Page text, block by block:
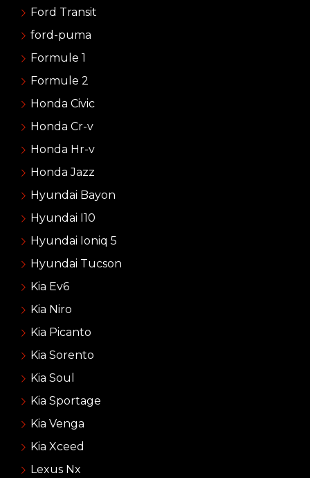
Ford Transit
ford-puma
Formule 1
Formule 2
Honda Civic
Honda Cr-v
Honda Hr-v
Honda Jazz
Hyundai Bayon
Hyundai I10
Hyundai Ioniq 5
Hyundai Tucson
Kia Ev6
Kia Niro
Kia Picanto
Kia Sorento
Kia Soul
Kia Sportage
Kia Venga
Kia Xceed
Lexus Nx